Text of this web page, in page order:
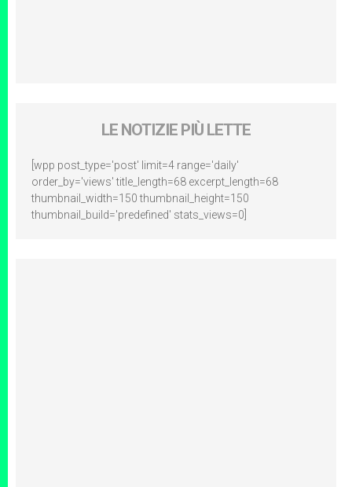
LE NOTIZIE PIÙ LETTE
[wpp post_type='post' limit=4 range='daily'
order_by='views' title_length=68 excerpt_length=68
thumbnail_width=150 thumbnail_height=150
thumbnail_build='predefined' stats_views=0]